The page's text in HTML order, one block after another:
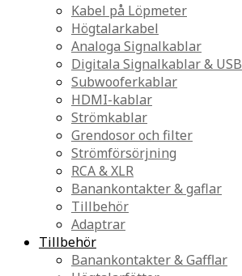
Kabel på Löpmeter
Högtalarkabel
Analoga Signalkablar
Digitala Signalkablar & USB
Subwooferkablar
HDMI-kablar
Strömkablar
Grendosor och filter
Strömförsörjning
RCA & XLR
Banankontakter & gaflar
Tillbehör
Adaptrar
Tillbehör
Banankontakter & Gafflar